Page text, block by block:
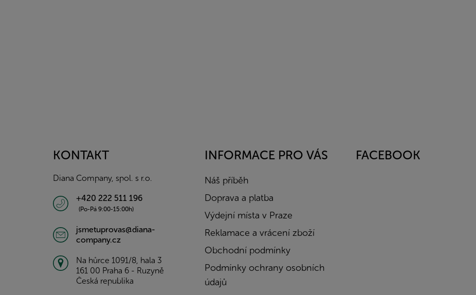
KONTAKT
Diana Company, spol. s r.o.
+420 222 511 196
(Po-Pá 9:00-15:00h)
jsmetuprovas@diana-
company.cz
Na hůrce 1091/8, hala 3
161 00 Praha 6 - Ruzyně
Česká republika
INFORMACE PRO VÁS
Náš příběh
Doprava a platba
Výdejní místa v Praze
Reklamace a vrácení zboží
Obchodní podmínky
Podmínky ochrany osobních
údajů
FACEBOOK